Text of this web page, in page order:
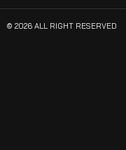
© 2026 ALL RIGHT RESERVED